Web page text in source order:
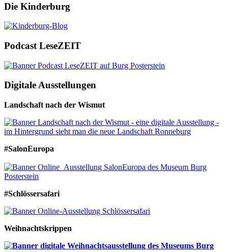
Die Kinderburg
Podcast LeseZEIT
Digitale Ausstellungen
Landschaft nach der Wismut
#SalonEuropa
#Schlössersafari
Weihnachtskrippen